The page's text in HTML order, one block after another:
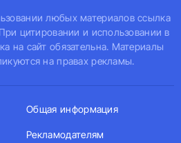
любых материалов ссылка
цитировании и использовании в
на сайт обязательна. Материалы
на правах рекламы.
Общая информация
Рекламодателям